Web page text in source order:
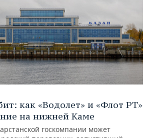
как «Водолет» и «Флот РТ»
на нижней Каме
госкомпании может